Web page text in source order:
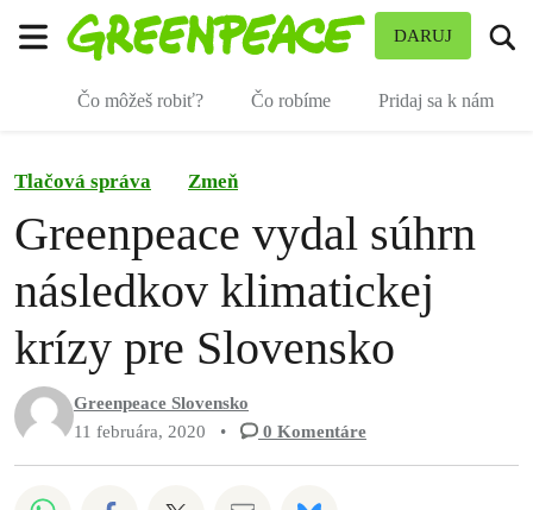
DARUJ
Čo môžeš robiť? Čo robíme Pridaj sa k nám
Tlačová správa Zmeň
Greenpeace vydal súhrn
následkov klimatickej
krízy pre Slovensko
Greenpeace Slovensko
11 februára, 2020
• 0 Komentáre